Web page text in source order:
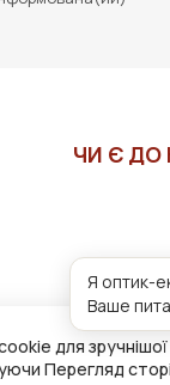
для зручнішої
Перегляд
ЧИ Є ДО
Я оптик-
Ваше